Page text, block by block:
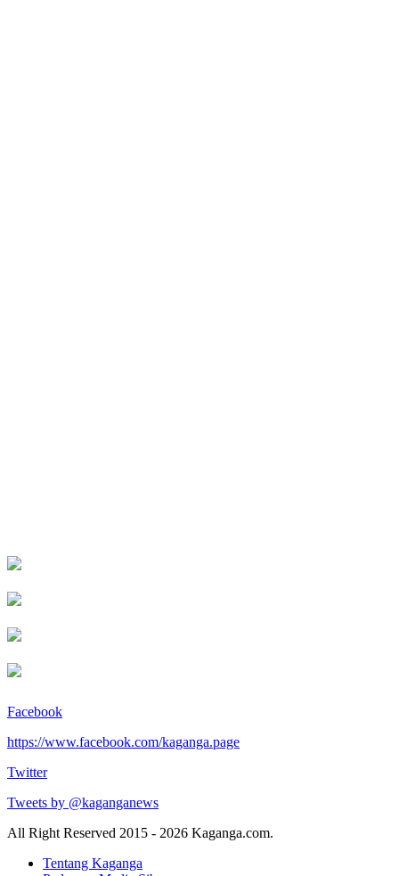
Facebook
https://www.facebook.com/kaganga.page
Twitter
Tweets by @kaganganews
All Right Reserved 2015 - 2026 Kaganga.com.
Tentang Kaganga